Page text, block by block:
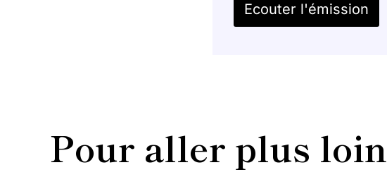
Ecouter l'émission
Pour aller plus loin